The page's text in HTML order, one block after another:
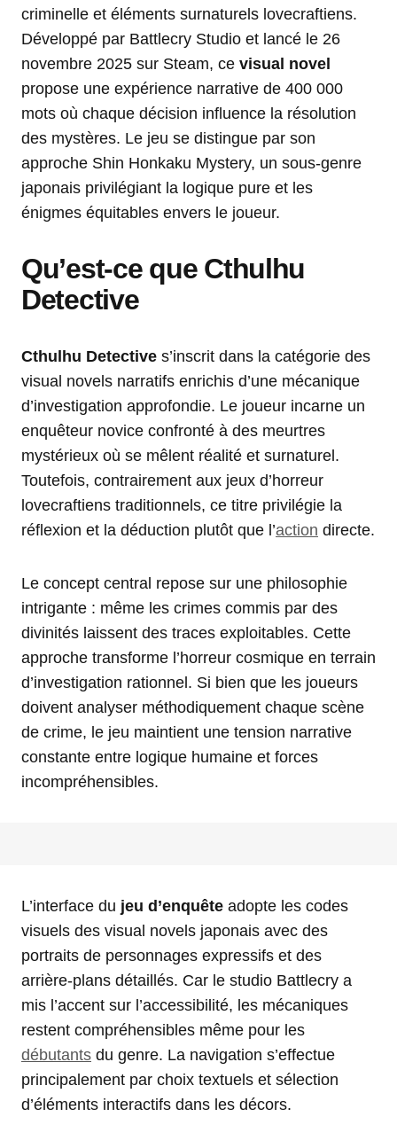
criminelle et éléments surnaturels lovecraftiens.
Développé par Battlecry Studio et lancé le 26
novembre 2025 sur Steam, ce visual novel
propose une expérience narrative de 400 000
mots où chaque décision influence la résolution
des mystères. Le jeu se distingue par son
approche Shin Honkaku Mystery, un sous-genre
japonais privilégiant la logique pure et les
énigmes équitables envers le joueur.
Qu’est-ce que Cthulhu
Detective
Cthulhu Detective s’inscrit dans la catégorie des
visual novels narratifs enrichis d’une mécanique
d’investigation approfondie. Le joueur incarne un
enquêteur novice confronté à des meurtres
mystérieux où se mêlent réalité et surnaturel.
Toutefois, contrairement aux jeux d’horreur
lovecraftiens traditionnels, ce titre privilégie la
réflexion et la déduction plutôt que l’action directe.
Le concept central repose sur une philosophie
intrigante : même les crimes commis par des
divinités laissent des traces exploitables. Cette
approche transforme l’horreur cosmique en terrain
d’investigation rationnel. Si bien que les joueurs
doivent analyser méthodiquement chaque scène
de crime, le jeu maintient une tension narrative
constante entre logique humaine et forces
incompréhensibles.
L’interface du jeu d’enquête adopte les codes
visuels des visual novels japonais avec des
portraits de personnages expressifs et des
arrière-plans détaillés. Car le studio Battlecry a
mis l’accent sur l’accessibilité, les mécaniques
restent compréhensibles même pour les
débutants du genre. La navigation s’effectue
principalement par choix textuels et sélection
d’éléments interactifs dans les décors.